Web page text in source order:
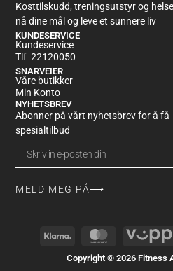
Kosttilskudd, treningsutstyr og
nå dine mål og leve et sunnere liv
KUNDESERVICE
Kundeservice
Tlf 22120050
SNARVEIER
Våre butikker
Min Konto
NYHETSBREV
Abonner på vårt nyhetsbrev for å
spesialtilbud
MELD MEG PÅ⟶
Copyright © 2026 Fitness
This site is protected by reCAPTCHA and the Google